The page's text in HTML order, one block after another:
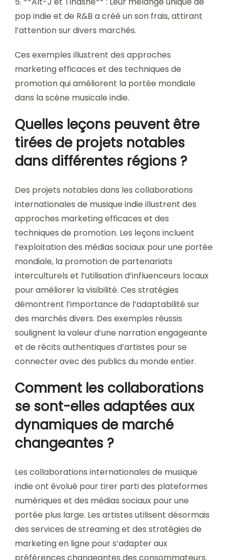
pop indie et de R&B a créé un son frais, attirant
l’attention sur divers marchés.
Ces exemples illustrent des approches
marketing efficaces et des techniques de
promotion qui améliorent la portée mondiale
dans la scène musicale indie.
Quelles leçons peuvent être
tirées de projets notables
dans différentes régions ?
Des projets notables dans les collaborations
internationales de musique indie illustrent des
approches marketing efficaces et des
techniques de promotion. Les leçons incluent
l’exploitation des médias sociaux pour une portée
mondiale, la promotion de partenariats
interculturels et l’utilisation d’influenceurs locaux
pour améliorer la visibilité. Ces stratégies
démontrent l’importance de l’adaptabilité sur
des marchés divers. Des exemples réussis
soulignent la valeur d’une narration engageante
et de récits authentiques d’artistes pour se
connecter avec des publics du monde entier.
Comment les collaborations
se sont-elles adaptées aux
dynamiques de marché
changeantes ?
Les collaborations internationales de musique
indie ont évolué pour tirer parti des plateformes
numériques et des médias sociaux pour une
portée plus large. Les artistes utilisent désormais
des services de streaming et des stratégies de
marketing en ligne pour s’adapter aux